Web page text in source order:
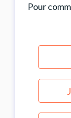
Pour